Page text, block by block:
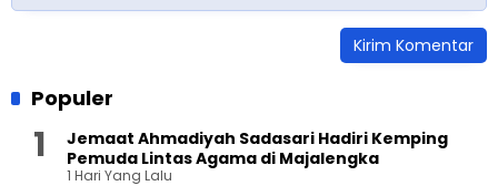
Populer
Jemaat Ahmadiyah Sadasari Hadiri Kemping
Pemuda Lintas Agama di Majalengka
1 Hari Yang Lalu